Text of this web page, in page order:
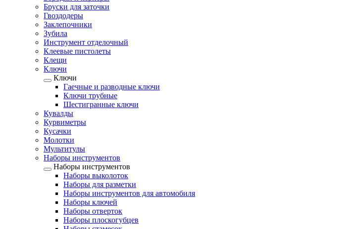
Бруски для заточки
Гвоздодеры
Заклепочники
Зубила
Инструмент отделочный
Клеевые пистолеты
Клещи
Ключи
Ключи
Гаечные и разводные ключи
Ключи трубные
Шестигранные ключи
Кувалды
Курвиметры
Кусачки
Молотки
Мультитулы
Наборы инструментов
Наборы инструментов
Наборы выколоток
Наборы для разметки
Наборы инструментов для автомобиля
Наборы ключей
Наборы отверток
Наборы плоскогубцев